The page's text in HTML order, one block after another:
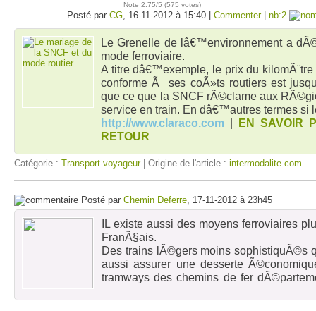
Note 2.75/5 (575 votes)
Posté par CG, 16-11-2012 à 15:40 | Commenter| nb:2
Le Grenelle de lâ€™environnement a
mode ferroviaire.
A titre dâ€™exemple, le prix du
conforme Ã ses coÃ»ts routiers est
que ce que la SNCF rÃ©clame aux
service en train. En dâ€™autres termes si
http://www.claraco.com | EN SAVOIR
RETOUR
Catégorie : Transport voyageur| Origine de l'article : intermodalite.com
Posté par Chemin Deferre, 17-11-2012 à 23h45
IL existe aussi des moyens ferroviaires
FranÃ§ais.
Des trains lÃ©gers moins sophistiquÃ©s
aussi assurer une desserte
tramways des chemins de fer
simples.